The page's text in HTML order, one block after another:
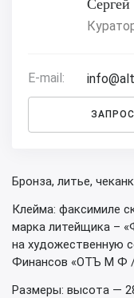
Сергей
E-mail:
Бронза, литье,
Клейма: факсимиле
марка литейщика –
на художественную
Финансов «ОТЪ М Ф
Размеры: высота —